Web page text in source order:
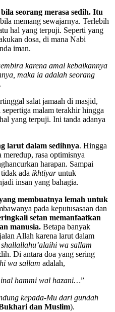
seorang merasa sedih. Itu
memang sewajarnya. Terlebih
hal yang terpuji. Seperti yang
dosa, di mana Nabi
iman.
karena amal kebaikannya
maka ia adalah seorang
salat jamaah di masjid,
malam terakhir hingga
yang terpuji. Ini tanda adanya
larut dalam sedihnya. Hingga
meredup, rasa optimisnya
harapan. Sampai
ada ikhtiyaruntuk
insan yang bahagia.
membuatnya lemah untuk
pada keputusasaan dan
setan memanfaatkan
manusia. Betapa banyak
Allah karena larut dalam
shallallahu’alaihi wa sallam
Di antara doa yang sering
wa sallam adalah,
hammi wal hazani…”
kepada-Mu dari gundah
dan Muslim).